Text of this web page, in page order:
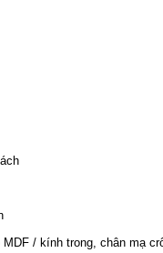
MDF / kính trong, chân mạ